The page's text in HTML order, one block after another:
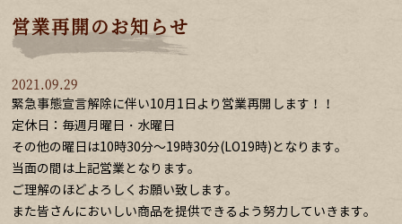
営業再開のお知らせ
2021.09.29
緊急事態宣言解除に伴い10月1日より営業再開します！！
定休日：毎週月曜日・水曜日
その他の曜日は10時30分～19時30分(LO19時)となります。
当面の間は上記営業となります。
ご理解のほどよろしくお願い致します。
また皆さんにおいしい商品を提供できるよう努力していきます。